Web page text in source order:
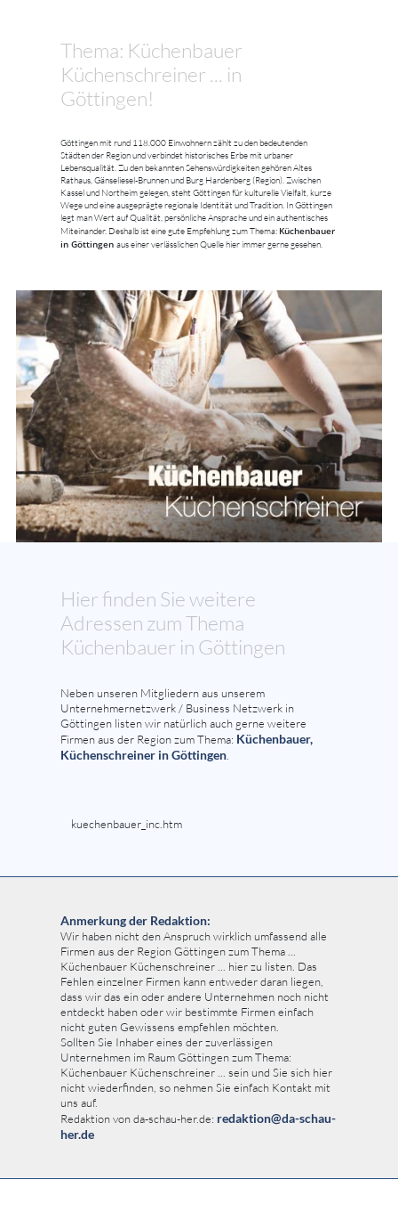
Thema: Küchenbauer
Küchenschreiner ... in
Göttingen!
Göttingen mit rund 118.000 Einwohnern zählt zu den bedeutenden
Städten der Region und verbindet historisches Erbe mit urbaner
Lebensqualität. Zu den bekannten Sehenswürdigkeiten gehören Altes
Rathaus, Gänseliesel-Brunnen und Burg Hardenberg (Region). Zwischen
Kassel und Northeim gelegen, steht Göttingen für kulturelle Vielfalt, kurze
Wege und eine ausgeprägte regionale Identität und Tradition. In Göttingen
legt man Wert auf Qualität, persönliche Ansprache und ein authentisches
Miteinander. Deshalb ist eine gute Empfehlung zum Thema: Küchenbauer
in Göttingen aus einer verlässlichen Quelle hier immer gerne gesehen.
Hier finden Sie weitere
Adressen zum Thema
Küchenbauer in Göttingen
Neben unseren Mitgliedern aus unserem
Unternehmernetzwerk / Business Netzwerk in
Göttingen listen wir natürlich auch gerne weitere
Firmen aus der Region zum Thema: Küchenbauer,
Küchenschreiner in Göttingen
kuechenbauer_inc.htm
Anmerkung der Redaktion:
Wir haben nicht den Anspruch wirklich umfassend alle
Firmen aus der Region Göttingen zum Thema ...
Küchenbauer Küchenschreiner ... hier zu listen. Das
Fehlen einzelner Firmen kann entweder daran liegen,
dass wir das ein oder andere Unternehmen noch nicht
entdeckt haben oder wir bestimmte Firmen einfach
nicht guten Gewissens empfehlen möchten.
Sollten Sie Inhaber eines der zuverlässigen
Unternehmen im Raum Göttingen zum Thema:
Küchenbauer Küchenschreiner ... sein und Sie sich hier
nicht wiederfinden, so nehmen Sie einfach Kontakt mit
uns auf.
Redaktion von da-schau-her.de: redaktion@da-schau-
her.de